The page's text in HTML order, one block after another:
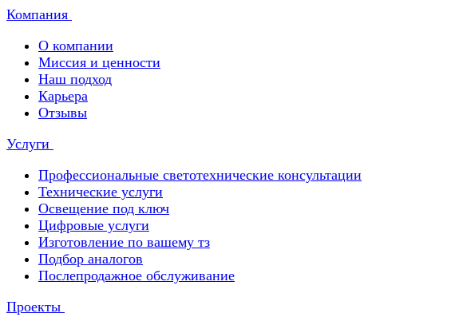
Компания
О компании
Миссия и ценности
Наш подход
Карьера
Отзывы
Услуги
Профессиональные светотехнические консультации
Технические услуги
Освещение под ключ
Цифровые услуги
Изготовление по вашему тз
Подбор аналогов
Послепродажное обслуживание
Проекты